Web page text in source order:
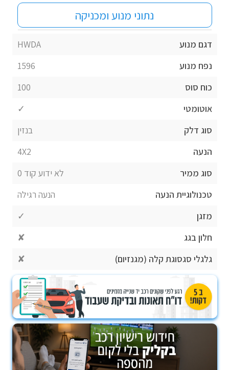
נתוני מנוע ומכניקה
דגם מנוע
HWDA
נפח מנוע
1596
כוח סוס
100
אוטומטי
✓
סוג דלק
בנזין
הנעה
4X2
סוג ממיר
לא ידוע קוד 0
טכנולוגיית הנעה
הנעה רגילה
מזגן
✓
חלון בגג
✘
גלגלי סגסוגת קלה (מגנזיום)
✘